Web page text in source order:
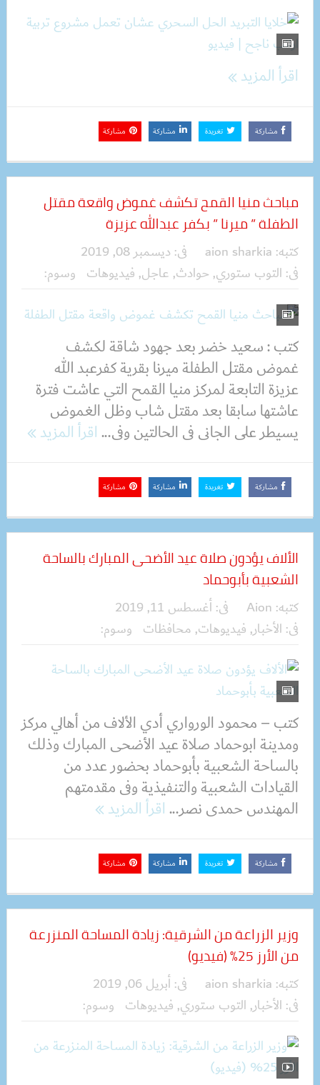
اقرأ المزيد
مشاركة تغريدة مشاركة مشاركة
مباحث منيا القمح تكشف غموض واقعة مقتل
الطفلة ” ميرنا ” بكفر عبدالله عزيزة
كتبه: aion sharkia فى: ديسمبر 08, 2019
فى: التوب ستوري, حوادث, عاجل, فيديوهات وسوم:
كتب : سعيد خضر بعد جهود شاقة لكشف
غموض مقتل الطفلة ميرنا بقرية كفرعبد الله
عزيزة التابعة لمركز منيا القمح التي عاشت فترة
عاشتها سابقا بعد مقتل شاب وظل الغموض
يسيطر على الجانى فى الحالتين وفى...اقرأ المزيد
مشاركة تغريدة مشاركة مشاركة
الألاف يؤدون صلاة عيد الأضحى المبارك بالساحة
الشعبية بأبوحماد
كتبه: Aion فى:أغسطس 11, 2019
فى: الأخبار, فيديوهات, محافظات وسوم:
كتب – محمود الورواري أدي الألاف من أهالي مركز
ومدينة ابوحماد صلاة عيد الأضحى المبارك وذلك
بالساحة الشعبية بأبوحماد بحضور عدد من
القيادات الشعبية والتنفيذية وفى مقدمتهم
المهندس حمدى نصر...اقرأ المزيد
مشاركة تغريدة مشاركة مشاركة
وزير الزراعة من الشرقية: زيادة المساحة المنزرعة
من الأرز 25% (فيديو)
كتبه: aion sharkia فى:أبريل 06, 2019
فى: الأخبار, التوب ستوري, فيديوهات وسوم: